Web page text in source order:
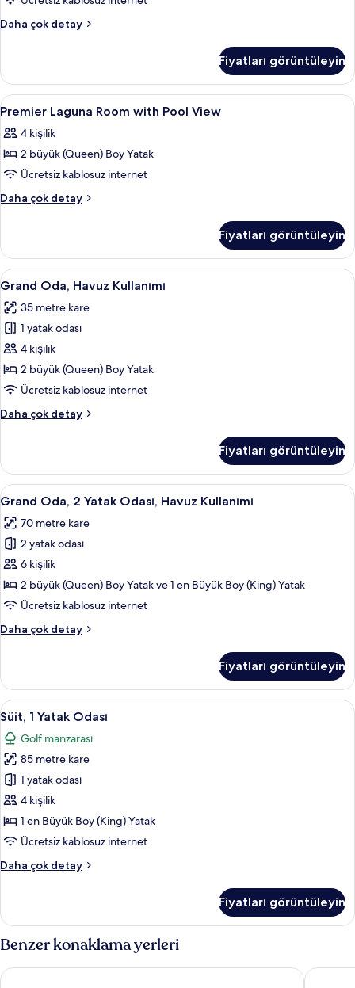
daha
fazla
detay
View
fotoğrafları
görün
Daha çok detay
Laguna
Pool
View
hakkında
fazla
detay
Fiyatları görüntüleyin
Premier
Laguna
Room
with
Pool
View
fotoğrafları
görün
Kaliteli yatak takımı, kuştüyü
6
Premier Laguna Room with Pool View
4 kişilik
2 büyük (Queen) Boy Yatak
Ücretsiz kablosuz internet
Daha çok detay
Premier
Pool
View
hakkında
fazla
detay
Fiyatları görüntüleyin
Grand
Oda,
Havuz
Kullanımı
için
tüm
fotoğrafları
Grand Oda, Havuz Kullanımı |
5
Grand Oda, Havuz Kullanımı
35 metre kare
1 yatak odası
4 kişilik
2 büyük (Queen) Boy Yatak
Ücretsiz kablosuz internet
Daha çok detay
Grand
hakkında
daha
fazla
Fiyatları görüntüleyin
Grand
Oda,
2
Yatak
Odası,
Havuz
Kullanımı
tüm
Grand Oda, 2 Yatak Odası, Havuz
5
Grand Oda, 2 Yatak Odası, Havuz Kullanımı
70 metre kare
2 yatak odası
6 kişilik
2 büyük (Queen) Boy Yatak ve 1 en Büyük Boy (King) Yatak
Ücretsiz kablosuz internet
Daha çok detay
Grand
Odası,
Havuz
Kullanımı
daha
fazla
detay
Fiyatları görüntüleyin
Süit,
1
Yatak
Odası
için
tüm
fotoğrafları
görün
Süit, 1 Yatak Odası | Oturma alanı |
5
Süit, 1 Yatak Odası
Golf manzarası
85 metre kare
1 yatak odası
4 kişilik
1 en Büyük Boy (King) Yatak
Ücretsiz kablosuz internet
Daha çok detay
Süit,
hakkında
fazla
Fiyatları görüntüleyin
Benzer konaklama yerleri
Microtel by Wyndham Boracay Henann